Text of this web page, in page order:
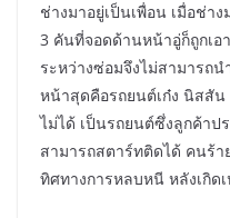
ช่างมาอยู่เป็นเพื่อน เมื่อช่า
3 คันที่จอดด้านหน้าอู่ก็ถูกเอ
ระหว่างซ่อมจึงไม่สามารถ
หน้าสุดคือรถยนต์เก๋ง นิสสั
ไม่ได้ เป็นรถยนต์ซึ่งลูกค้าป
สามารถสตาร์ทติดได้ คนร้า
ทิศทางการหลบหนี หลังเกิด